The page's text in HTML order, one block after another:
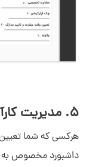
5. مدیریت کارآمد
هرکسی که شما تعیین
داشبورد مخصوص